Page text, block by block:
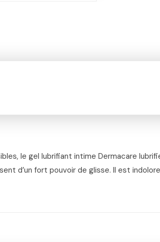
le gel lubrifiant intime Dermacare
d’un fort pouvoir de glisse. Il est